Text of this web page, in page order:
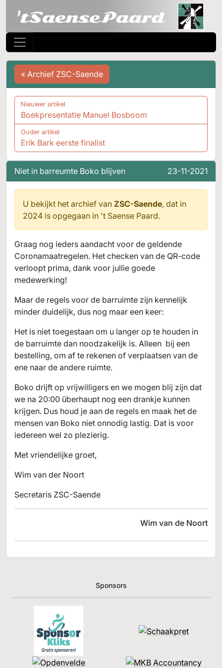
Niet in barreumte Boko blijven 23-11-2021
U bekijkt het archief van ZSC-Saende, dat in
2024 is opgegaan in 't Saense Paard.
Graag nog ieders aandacht voor de geldende
Coronamaatregelen. Het checken van de QR-code
verloopt prima, dank voor jullie goede
medewerking!
Maar de regels voor de barruimte zijn kennelijk
minder duidelijk, dus nog maar een keer:
Het is niet toegestaan om u langer op te houden in
de barruimte dan noodzakelijk is. Alleen bij een
bestelling, om af te rekenen of verplaatsen van de
ene naar de andere ruimte.
Boko drijft op vrijwilligers en we mogen blij zijn dat
we na 20:00 überhaupt nog een drankje kunnen
krijgen. Dus houd je aan de regels en maak het de
mensen van Boko niet onnodig lastig. Dat is voor
iedereen wel zo plezierig.
Met vriendelijke groet,
Wim van der Noort
Secretaris ZSC-Saende
Wim van de Noort
« Archief ZSC-Saende
Nieuwer artikel
Boekpresentatie Manuel Bosboom
Ouder artikel
Erik Bark eerste finalist
Sponsors